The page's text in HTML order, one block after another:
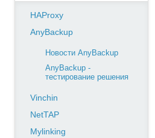
HAProxy
AnyBackup
Новости AnyBackup
AnyBackup -
тестирование решения
Vinchin
NetTAP
Mylinking